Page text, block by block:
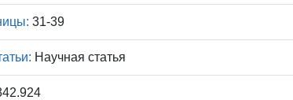
31-39
Научная статья